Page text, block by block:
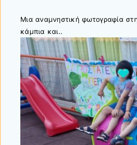
Μια αναμνηστική φωτογραφία
κάμπια και..